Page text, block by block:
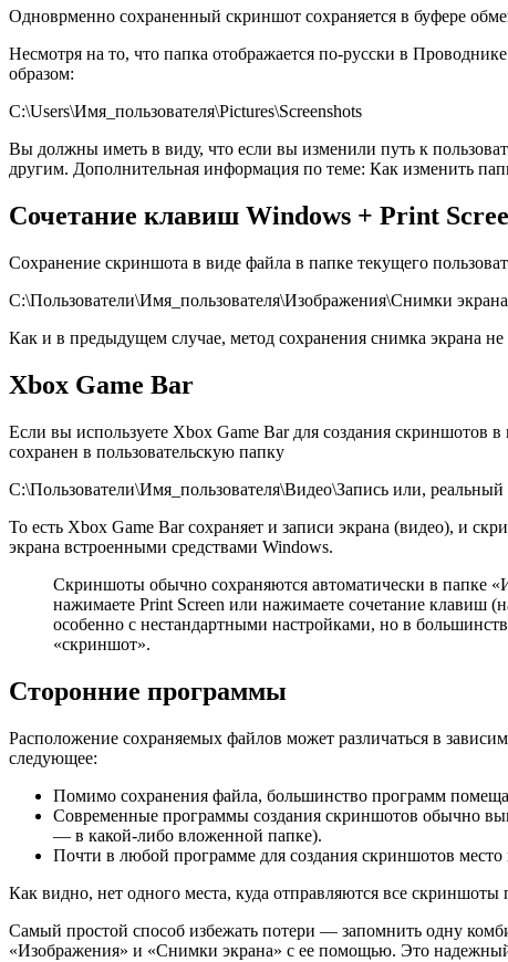
Одноврменно сохраненный скриншот сохраняется в буфере
Несмотря на то, что папка отображается по-русски в
образом:
C:\Users\Имя_пользователя\Pictures\Screenshots
Вы должны иметь в виду, что если вы изменили путь к
другим. Дополнительная информация по теме: Как изменить
Сочетание клавиш Windows + Print
Сохранение скриншота в виде файла в папке текущего
C:\Пользователи\Имя_пользователя\Изображения\Снимки экрана
Как и в предыдущем случае, метод сохранения снимка экрана
Xbox Game Bar
Если вы используете Xbox Game Bar для создания
сохранен в пользовательскую папку
C:\Пользователи\Имя_пользователя\Видео\Запись или,
То есть Xbox Game Bar сохраняет и записи экрана (видео), и
экрана встроенными средствами Windows.
Скриншоты обычно сохраняются автоматически в папке
нажимаете Print Screen или нажимаете сочетание клавиш
особенно с нестандартными настройками, но в
«скриншот».
Сторонние программы
Расположение сохраняемых файлов может различаться в
следующее:
Помимо сохранения файла, большинство программ
Современные программы создания скриншотов обычно
— в какой-либо вложенной папке).
Почти в любой программе для создания скриншотов
Как видно, нет одного места, куда отправляются все
Самый простой способ избежать потери — запомнить одну
«Изображения» и «Снимки экрана» с ее помощью. Это